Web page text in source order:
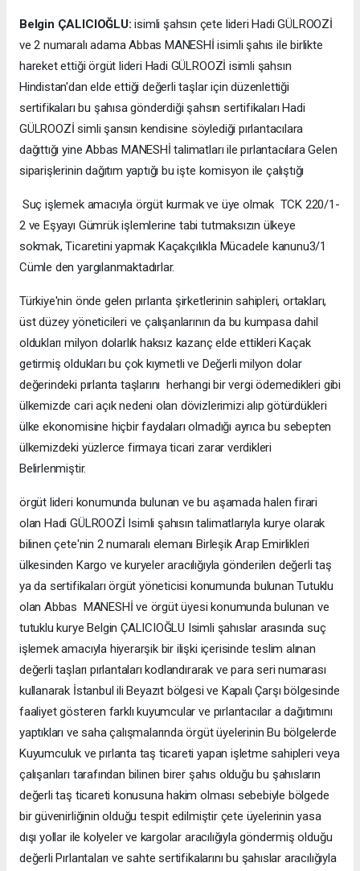
Belgin ÇALICIOĞLU: isimli şahsın çete lideri Hadi GÜLROOZİ
ve 2 numaralı adama Abbas MANESHİ isimli şahıs ile birlikte
hareket ettiği örgüt lideri Hadi GÜLROOZİ isimli şahsın
Hindistan'dan elde ettiği değerli taşlar için düzenlettiği
sertifikaları bu şahısa gönderdiği şahsın sertifikaları Hadi
GÜLROOZİ simli şansın kendisine söylediği pırlantacılara
dağıttığı yine Abbas MANESHİ talimatları ile pırlantacılara Gelen
siparişlerinin dağıtım yaptığı bu işte komisyon ile çalıştığı
Suç işlemek amacıyla örgüt kurmak ve üye olmak TCK 220/1-
2 ve Eşyayı Gümrük işlemlerine tabi tutmaksızın ülkeye
sokmak, Ticaretini yapmak Kaçakçılıkla Mücadele kanunu3/1
Cümle den yargılanmaktadırlar.
Türkiye'nin önde gelen pırlanta şirketlerinin sahipleri, ortakları,
üst düzey yöneticileri ve çalışanlarının da bu kumpasa dahil
oldukları milyon dolarlık haksız kazanç elde ettikleri Kaçak
getirmiş oldukları bu çok kıymetli ve Değerli milyon dolar
değerindeki pırlanta taşlarını herhangi bir vergi ödemedikleri gibi
ülkemizde cari açık nedeni olan dövizlerimizi alıp götürdükleri
ülke ekonomisine hiçbir faydaları olmadığı ayrıca bu sebepten
ülkemizdeki yüzlerce firmaya ticari zarar verdikleri
Belirlenmiştir.
örgüt lideri konumunda bulunan ve bu aşamada halen firari
olan Hadi GÜLROOZİ Isimli şahısın talimatlarıyla kurye olarak
bilinen çete'nin 2 numaralı elemanı Birleşik Arap Emirlikleri
ülkesinden Kargo ve kuryeler aracılığıyla gönderilen değerli taş
ya da sertifikaları örgüt yöneticisi konumunda bulunan Tutuklu
olan Abbas MANESHİ ve örgüt üyesi konumunda bulunan ve
tutuklu kurye Belgin ÇALICIOĞLU Isimli şahıslar arasında suç
işlemek amacıyla hiyerarşik bir ilişki içerisinde teslim alınan
değerli taşları pırlantaları kodlandırarak ve para seri numarası
kullanarak İstanbul ili Beyazıt bölgesi ve Kapalı Çarşı bölgesinde
faaliyet gösteren farklı kuyumcular ve pırlantacılar a dağıtımını
yaptıkları ve saha çalışmalarında örgüt üyelerinin Bu bölgelerde
Kuyumculuk ve pırlanta taş ticareti yapan işletme sahipleri veya
çalışanları tarafından bilinen birer şahıs olduğu bu şahısların
değerli taş ticareti konusuna hakim olması sebebiyle bölgede
bir güvenirliğinin olduğu tespit edilmiştir çete üyelerinin yasa
dışı yollar ile kolyeler ve kargolar aracılığıyla göndermiş olduğu
değerli Pırlantaları ve sahte sertifikalarını bu şahıslar aracılığıyla